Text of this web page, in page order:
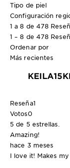
Tipo de piel
Configuración
1 a 8 de 478
1 – 8 de 478
Ordenar por
Más recientes
Reseña1
Votos0
5 de 5 estrellas.
Amazing!
hace 3 meses
I love it! Makes